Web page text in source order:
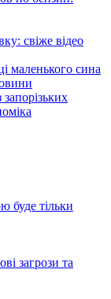
свіже відео
маленького сина
запорізьких
буде тільки
загрози та